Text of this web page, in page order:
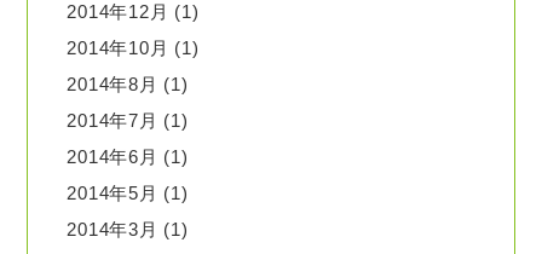
2014年12月 (1)
2014年10月 (1)
2014年8月 (1)
2014年7月 (1)
2014年6月 (1)
2014年5月 (1)
2014年3月 (1)